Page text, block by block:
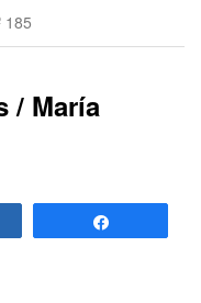
185
/ María